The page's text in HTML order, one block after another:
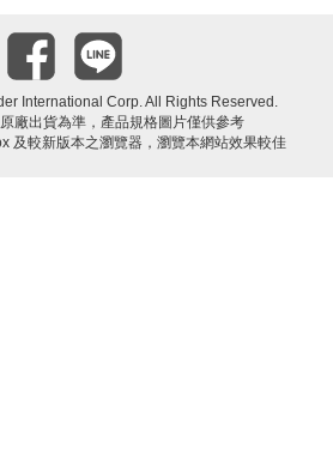
International Corp. All Rights Reserved.
廠出貨為準，產品規格圖片僅供參考
及較新版本之瀏覽器，瀏覽本網站效果較佳